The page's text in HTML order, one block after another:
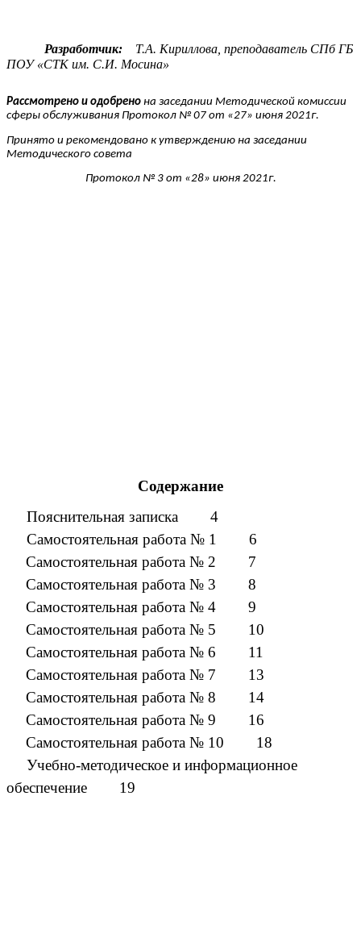
Разработчик: Т.А. Кириллова, преподаватель СПб ГБ
ПОУ «СТК им. С.И. Мосина»
Рассмотрено и одобрено на заседании Методической комиссии
сферы обслуживания Протокол № 07 от «27» июня 2021г.
Принято и рекомендовано к утверждению на заседании
Методического совета
Протокол № 3 от «28» июня 2021г.
Содержание
Пояснительная записка 4
Самостоятельная работа № 1 6
Самостоятельная работа № 2 7
Самостоятельная работа № 3 8
Самостоятельная работа № 4 9
Самостоятельная работа № 5 10
Самостоятельная работа № 6 11
Самостоятельная работа № 7 13
Самостоятельная работа № 8 14
Самостоятельная работа № 9 16
Самостоятельная работа № 10 18
Учебно-методическое и информационное
обеспечение 19